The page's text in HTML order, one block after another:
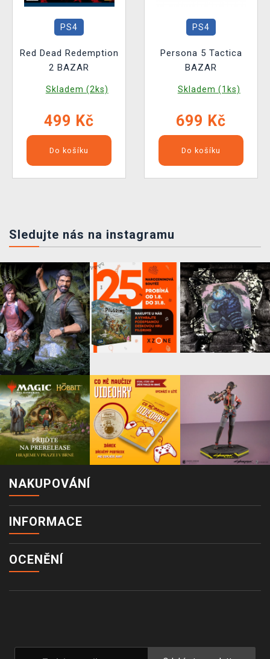
PS4
Red Dead Redemption
2 BAZAR
Skladem (2ks)
499 Kč
Do košíku
PS4
Persona 5 Tactica
BAZAR
Skladem (1ks)
699 Kč
Do košíku
Sledujte nás na instagramu
NAKUPOVÁNÍ
INFORMACE
OCENĚNÍ